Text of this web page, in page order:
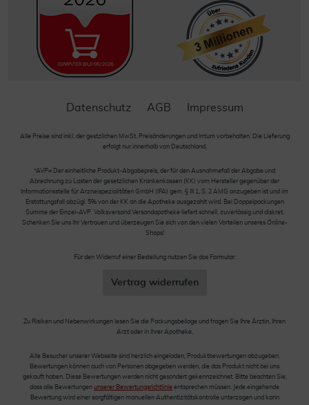
Datenschutz AGB Impressum
Alle Preise sind inkl. der gestzlichen MwSt. Preisänderungen und Irrtum vorbehalten. Die Lieferung
erfolgt nur innerhalb von Deutschland.
*AVP= Der einheitliche Produkt-Abgabepreis, der für den Ausnahmefall der Abgabe und
Abrechnung zu Lasten der gesetzlichen Krankenkassen (KK) vom Hersteller gegenüber der
Informationsstelle für Arzneispezialitäten GmbH (IFA) gem. § III 1, S. 2 AMG anzugeben ist und im
Erstattungsfall abzügl. 5% von der KK an die Apotheke ausgezahlt wird. Bei Doppelpackungen
Summe der Einzel-AVP. Volksversand Versandapotheke liefert schnell, zuverlässig und diskret.
Schenken Sie uns Ihr Vertrauen und überzeugen Sie sich von den vielen Vorteilen unseres Online-
Shops!
Für den Widerruf einer Bestellung nutzen Sie das Formular:
Vertrag widerrufen
Zu Risiken und Nebenwirkungen lesen Sie die Packungsbeilage und fragen Sie Ihre Ärztin, Ihren
Arzt oder in Ihrer Apotheke.
Alle Besucher unserer Webseite sind herzlich eingeladen, Produktbewertungen abzugeben.
Bewertungen können auch von Personen abgegeben werden, die das Produkt nicht bei uns
gekauft haben. Diese Bewertungen werden nicht gesondert gekennzeichnet. Bitte beachten Sie,
dass alle Bewertungen unserer Bewertungsrichtlinie entsprechen müssen. Jede eingehende
Bewertung wird einer sorgfältigen manuellen Authentizitätskontrolle unterzogen und kann